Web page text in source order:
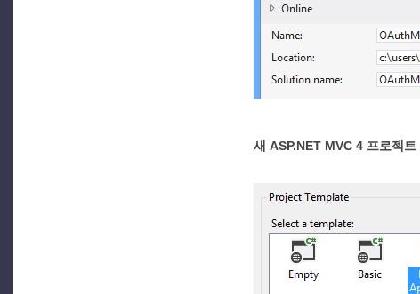
새 ASP.NET MVC 4 프로젝트